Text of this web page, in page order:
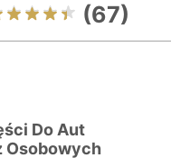
(67)
Do Aut
Osobowych